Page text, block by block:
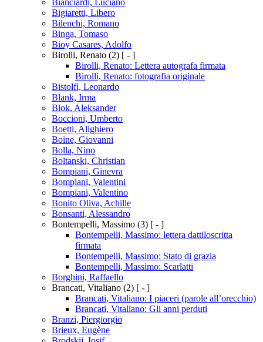
Bianciardi, Luciano
Bigiaretti, Libero
Bilenchi, Romano
Binga, Tomaso
Bioy Casares, Adolfo
Birolli, Renato (2) [ - ]
Birolli, Renato: Lettera autografa firmata
Birolli, Renato: fotografia originale
Bistolfi, Leonardo
Blank, Irma
Blok, Aleksander
Boccioni, Umberto
Boetti, Alighiero
Boine, Giovanni
Bolla, Nino
Boltanski, Christian
Bompiani, Ginevra
Bompiani, Valentini
Bompiani, Valentino
Bonito Oliva, Achille
Bonsanti, Alessandro
Bontempelli, Massimo (3) [ - ]
Bontempelli, Massimo: lettera dattiloscritta
firmata
Bontempelli, Massimo: Stato di grazia
Bontempelli, Massimo: Scarlatti
Borghini, Raffaello
Brancati, Vitaliano (2) [ - ]
Brancati, Vitaliano: I piaceri (parole all’orecchio)
Brancati, Vitaliano: Gli anni perduti
Branzi, Piergiorgio
Brieux, Eugène